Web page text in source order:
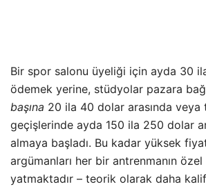
Bir spor salonu üyeliği için ayda 30
ödemek yerine, stüdyolar pazara
başına 20 ila 40 dolar arasında veya
geçişlerinde ayda 150 ila 250 dolar
almaya başladı. Bu kadar yüksek
argümanları her bir antrenmanın
yatmaktadır – teorik olarak daha